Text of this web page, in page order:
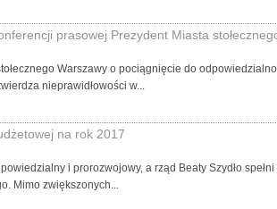
prasowej Prezydent Miasta
Warszawy o pociągnięcie do
nieprawidłowości w...
na rok 2017
i prorozwojowy, a rząd Beaty Szydło
Mimo zwiększonych...